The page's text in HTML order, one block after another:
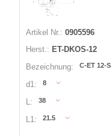
Artikel Nr.: 0905596
Herst.: ET-DKOS-12
Bezeichnung:
C-ET 12-S
d1: 8
L: 38
L1: 21.5